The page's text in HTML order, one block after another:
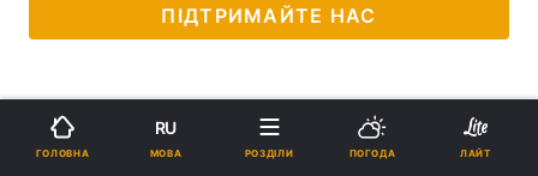
ПІДТРИМАЙТЕ НАС
ГОЛОВНА
RU
МОВА РОЗДІЛИ ПОГОДА ЛАЙТ